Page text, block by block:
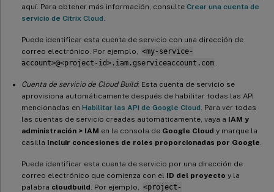
aquí. Para obtener más información, consulte Crear una cuenta de
servicio de Citrix Cloud
Puede identificar esta cuenta de servicio con una dirección de
correo electrónico. Por ejemplo,
<my-service-
account>@<project-id>.iam.gserviceaccount.com
Cuenta de servicio de Cloud Build: Esta cuenta de servicio se
aprovisiona automáticamente después de habilitar todas las API
mencionadas en Habilitar las API de Google Cloud . Para ver todas
las cuentas de servicio creadas automáticamente, vaya a IAM y
administración > IAM en la consola de Google Cloud y marque la
casilla Incluir concesiones de roles proporcionadas por Google
Puede identificar esta cuenta de servicio por una dirección de
correo electrónico que comienza con el ID del proyecto y la
palabra cloudbuild . Por ejemplo,
<project-